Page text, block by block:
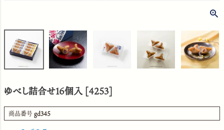
ゆべし詰合せ16個入 [4253]
商品番号 gd345